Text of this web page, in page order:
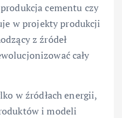
cementu czy
w projekty produkcji
z źródeł
cały
w źródłach energii,
i modeli